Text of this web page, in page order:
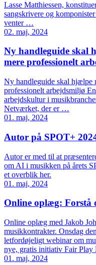
Lasse Matthiessen,
sangskrivere og
venter …
02. maj, 2024
Ny handleguide skal
mere professionelt
Ny handleguide skal hjælpe
professionelt arbejdsmiljø
arbejdskultur i
Netværket, der er …
01. maj, 2024
Autor på SPOT+
Autor er med til at
om AI i musikken på årets
et overblik her.
01. maj, 2024
Online oplæg: Forstå
Online oplæg med Jakob
musikkontrakter. Onsdag
letfordøjeligt webinar om
nye, gratis initiativ Fair Play
01. maj, 2024